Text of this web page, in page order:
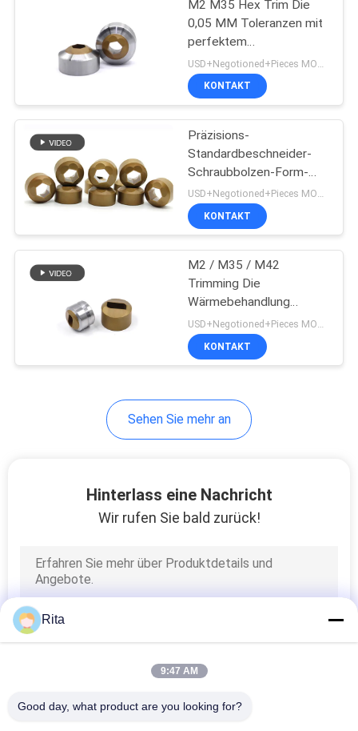
Umformgesenke
43
Die-Schneidemesser
Schere sterben
Gewindeschneiden
stirbt
M2 M35 Hex Trim Die
0,05 MM Toleranzen mit
perfektem
Tangenzradius
KONTAKT
Präzisions-
Standardbeschneider-
Schraubbolzen-Form-
Form mit CVD-
Beschichtung
USD+Negotioned+Pieces MOQ:1
KONTAKT
M2 / M35 / M42
Trimming Die
Wärmebehandlung
Kartonverpackung für
Hex Bolzen
USD+Negotioned+Pieces MOQ:1
KONTAKT
Sehen Sie mehr an
Hinterlass eine Nachricht
Wir rufen Sie bald zurück!
Rita
9:47 AM
Good day, what product are you looking for?